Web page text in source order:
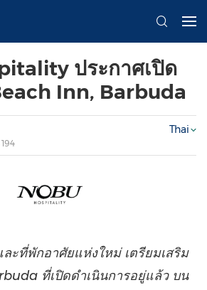
ประกาศเปิด
Inn, Barbuda
194
Thai
ละที่พักอาศัยแห่งใหม่ เตรียมเสริม
ที่เปิดดำเนินการอยู่แล้ว บน